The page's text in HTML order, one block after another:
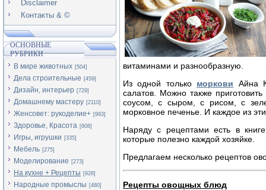
Disclaimer
Контакты & ©
ОСНОВНЫЕ
РУБРИКИ
В мире животных [504]
Дела строительные [459]
Дизайн, интерьер [729]
Домашнему мастеру [2110]
Женсовет: рукоделие+ [993]
Здоровье, Красота [608]
Игры, игрушки [335]
Мебель [275]
Моделирование [273]
На кухне + Рецепты [928]
Народные промыслы [480]
витаминами и разнообразную.
Из одной только моркови Айна
салатов. Можно также
соусом, с сыром, с рисом, с
морковное печенье. И каждое из
Наряду с рецептами есть в
которые полезно каждой хозяйке.
Предлагаем несколько рецептов
Рецепты овощных блюд